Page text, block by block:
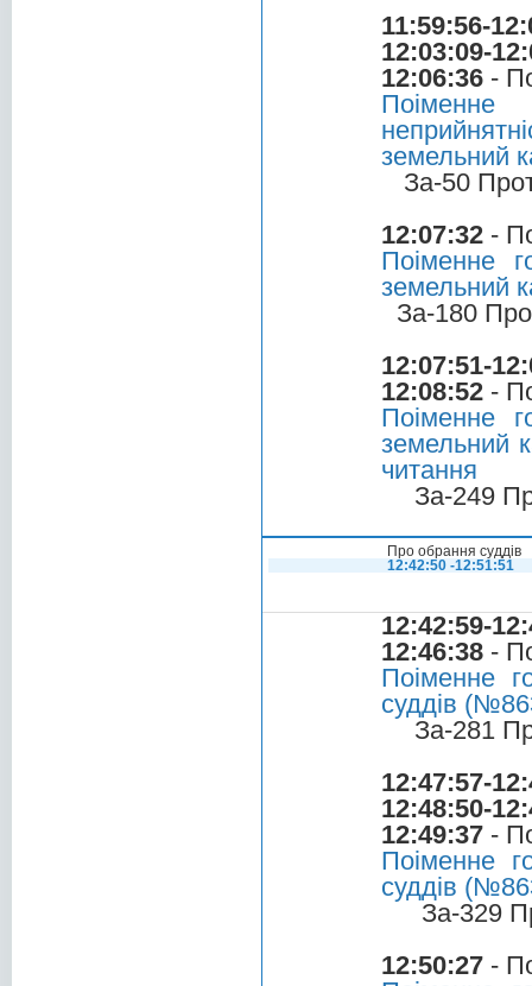
11:59:56-
12:03:09-
12:06:36 -
земельний
За-50
12:07:32 -
Поіменне
земельний
За-180
12:07:51-
12:08:52 -
Поіменне
земельний
читання
За-249
Про обрання суддів
12:42:50 -12:51:51
12:42:59-
12:46:38 -
Поіменне
суддів
За-281
12:47:57-
12:48:50-
12:49:37 -
Поіменне
суддів
За-329
12:50:27 -